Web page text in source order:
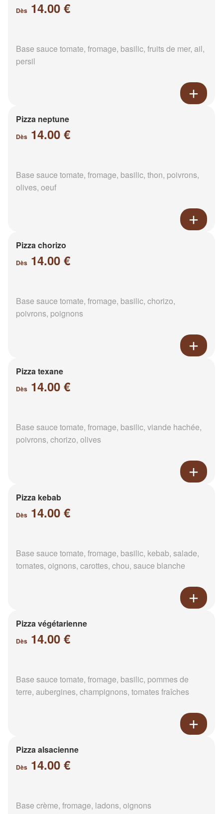
Dès 14.00 €
Base sauce tomate, fromage, basilic, fruits de mer, ail,
persil
Pizza neptune
Dès 14.00 €
Base sauce tomate, fromage, basilic, thon, poivrons,
olives, oeuf
Pizza chorizo
Dès 14.00 €
Base sauce tomate, fromage, basilic, chorizo,
poivrons, poignons
Pizza texane
Dès 14.00 €
Base sauce tomate, fromage, basilic, viande hachée,
poivrons, chorizo, olives
Pizza kebab
Dès 14.00 €
Base sauce tomate, fromage, basilic, kebab, salade,
tomates, oignons, carottes, chou, sauce blanche
Pizza végétarienne
Dès 14.00 €
Base sauce tomate, fromage, basilic, pommes de
terre, aubergines, champignons, tomates fraîches
Pizza alsacienne
Dès 14.00 €
Base crème, fromage, ladons, oignons